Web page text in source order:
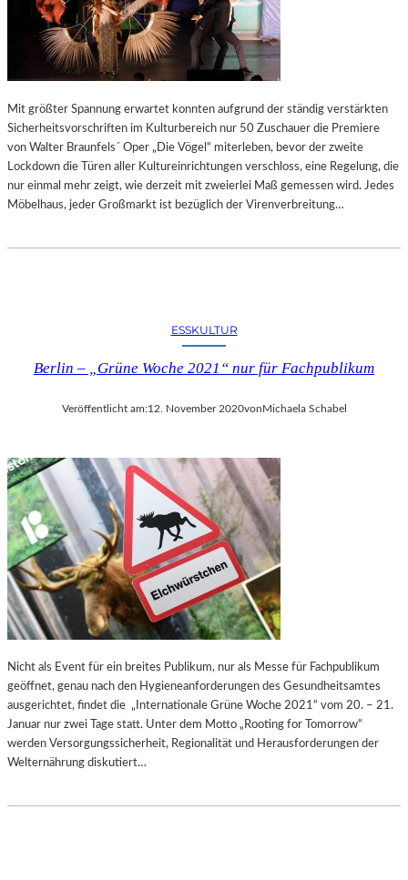
Mit größter Spannung erwartet konnten aufgrund der ständig verstärkten
Sicherheitsvorschriften im Kulturbereich nur 50 Zuschauer die Premiere
von Walter Braunfels´ Oper „Die Vögel“ miterleben, bevor der zweite
Lockdown die Türen aller Kultureinrichtungen verschloss, eine Regelung, die
nur einmal mehr zeigt, wie derzeit mit zweierlei Maß gemessen wird. Jedes
Möbelhaus, jeder Großmarkt ist bezüglich der Virenverbreitung…
ESSKULTUR
Berlin – „Grüne Woche 2021“ nur für Fachpublikum
Veröffentlicht am:12. November 2020vonMichaela Schabel
Nicht als Event für ein breites Publikum, nur als Messe für Fachpublikum
geöffnet, genau nach den Hygieneanforderungen des Gesundheitsamtes
ausgerichtet, findet die „Internationale Grüne Woche 2021“ vom 20. – 21.
Januar nur zwei Tage statt. Unter dem Motto „Rooting for Tomorrow“
werden Versorgungssicherheit, Regionalität und Herausforderungen der
Welternährung diskutiert…